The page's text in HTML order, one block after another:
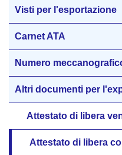
Visti per l'esportazione
Carnet ATA
Numero
Altri documenti per
Attestato di libera
Attestato di libera